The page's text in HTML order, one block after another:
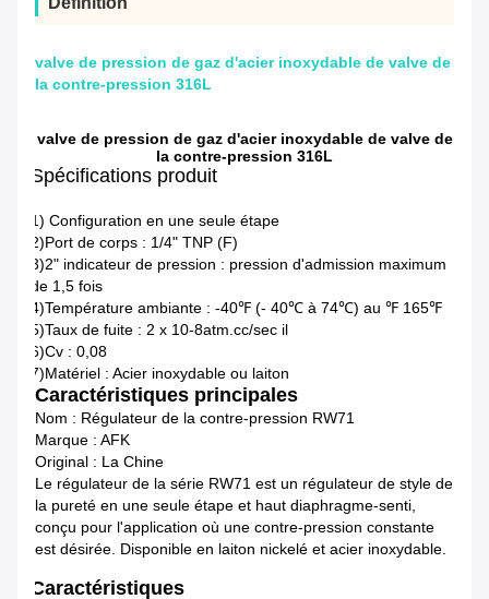
valve de pression de gaz d'acier inoxydable de valve de
la contre-pression 316L
valve de pression de gaz d'acier inoxydable de valve de
la contre-pression 316L
Spécifications produit
1) Configuration en une seule étape
2)Port de corps : 1/4" TNP (F)
3)2" indicateur de pression : pression d'admission maximum
de 1,5 fois
4)Température ambiante : -40℉ (- 40℃ à 74℃) au ℉ 165℉
5)Taux de fuite : 2 x 10-8atm.cc/sec il
6)Cv : 0,08
7)Matériel : Acier inoxydable ou laiton
Caractéristiques principales
Nom : Régulateur de la contre-pression RW71
Marque : AFK
Original : La Chine
Le régulateur de la série RW71 est un régulateur de style de
la pureté en une seule étape et haut diaphragme-senti,
conçu pour l'application où une contre-pression constante
est désirée. Disponible en laiton nickelé et acier inoxydable.
Caractéristiques